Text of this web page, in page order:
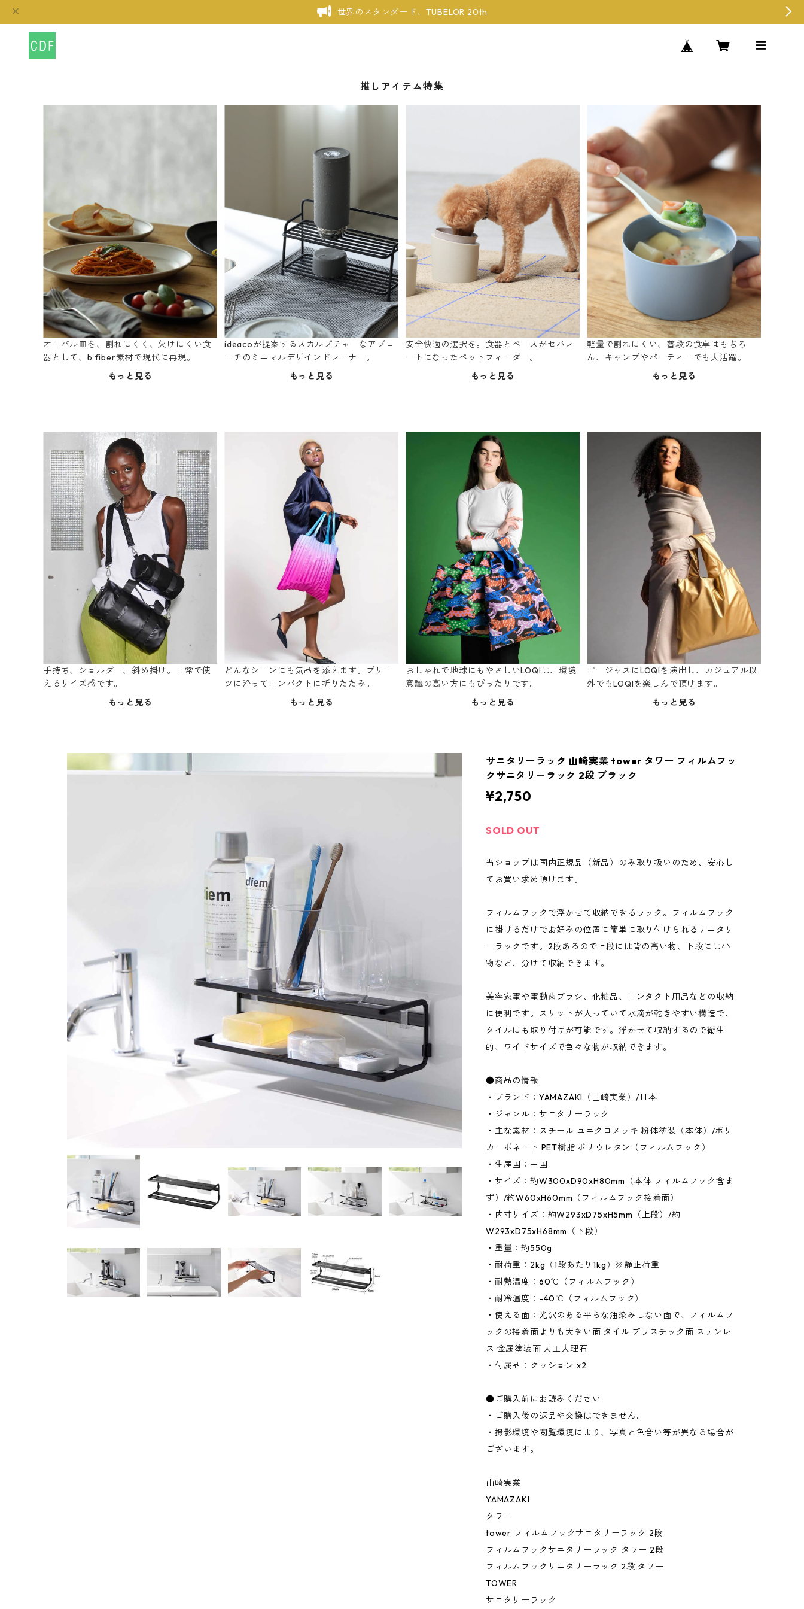
世界のスタンダード、TUBELOR 20th
推しアイテム特集
オーバル皿を、割れにくく、欠けにくい食
器として、b fiber素材で現代に再現。
もっと見る
ideacoが提案するスカルプチャーなアプロ
ーチのミニマルデザインドレーナー。
もっと見る
安全快適の選択を。食器とベースがセパレ
ートになったペットフィーダー。
もっと見る
軽量で割れにくい、普段の食卓はもちろ
ん、キャンプやパーティーでも大活躍。
もっと見る
手持ち、ショルダー、斜め掛け。日常で使
えるサイズ感です。
もっと見る
どんなシーンにも気品を添えます。プリー
ツに沿ってコンパクトに折りたたみ。
もっと見る
おしゃれで地球にもやさしいLOQIは、環境
意識の高い方にもぴったりです。
もっと見る
ゴージャスにLOQIを演出し、カジュアル以
外でもLOQIを楽しんで頂けます。
もっと見る
サニタリーラック 山崎実業 tower タワー フィルムフッ
クサニタリーラック 2段 ブラック
¥2,750
SOLD OUT
当ショップは国内正規品（新品）のみ取り扱いのため、安心し
てお買い求め頂けます。
フィルムフックで浮かせて収納できるラック。フィルムフック
に掛けるだけでお好みの位置に簡単に取り付けられるサニタリ
ーラックです。2段あるので上段には背の高い物、下段には小
物など、分けて収納できます。
美容家電や電動歯ブラシ、化粧品、コンタクト用品などの収納
に便利です。スリットが入っていて水滴が乾きやすい構造で、
タイルにも取り付けが可能です。浮かせて収納するので衛生
的、ワイドサイズで色々な物が収納できます。
●商品の情報
・ブランド：YAMAZAKI（山崎実業）/日本
・ジャンル：サニタリーラック
・主な素材：スチール ユニクロメッキ 粉体塗装（本体）/ポリ
カーボネート PET樹脂 ポリウレタン（フィルムフック）
・生産国：中国
・サイズ：約W300xD90xH80mm（本体 フィルムフック含ま
ず）/約W60xH60mm（フィルムフック接着面）
・内寸サイズ：約W293xD75xH5mm（上段）/約
W293xD75xH68mm（下段）
・重量：約550g
・耐荷重：2kg（1段あたり1kg）※静止荷重
・耐熱温度：60℃（フィルムフック）
・耐冷温度：-40℃（フィルムフック）
・使える面：光沢のある平らな油染みしない面で、フィルムフ
ックの接着面よりも大きい面 タイル プラスチック面 ステンレ
ス 金属塗装面 人工大理石
・付属品：クッション x2
●ご購入前にお読みください
・ご購入後の返品や交換はできません。
・撮影環境や閲覧環境により、写真と色合い等が異なる場合が
ございます。
山崎実業
YAMAZAKI
タワー
tower フィルムフックサニタリーラック 2段
フィルムフックサニタリーラック タワー 2段
フィルムフックサニタリーラック 2段 タワー
TOWER
サニタリーラック